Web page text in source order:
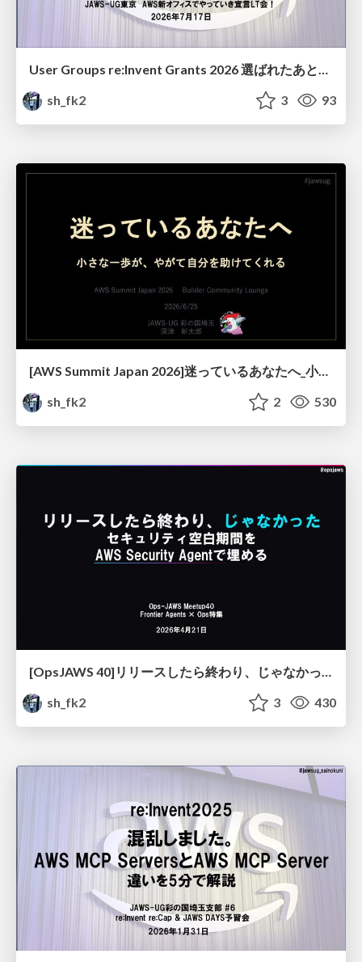
User Groups re:Invent Grants 2026 選ばれたあとに、何をするか
sh_fk2
3 93
[AWS Summit Japan 2026]迷っているあなたへ_小さな一歩が、やがて自分を助けてくれる
sh_fk2
2 530
[OpsJAWS 40]リリースしたら終わり、じゃなかった。セキュリティ空白期間をAWS Security Agentで埋める
sh_fk2
3 430